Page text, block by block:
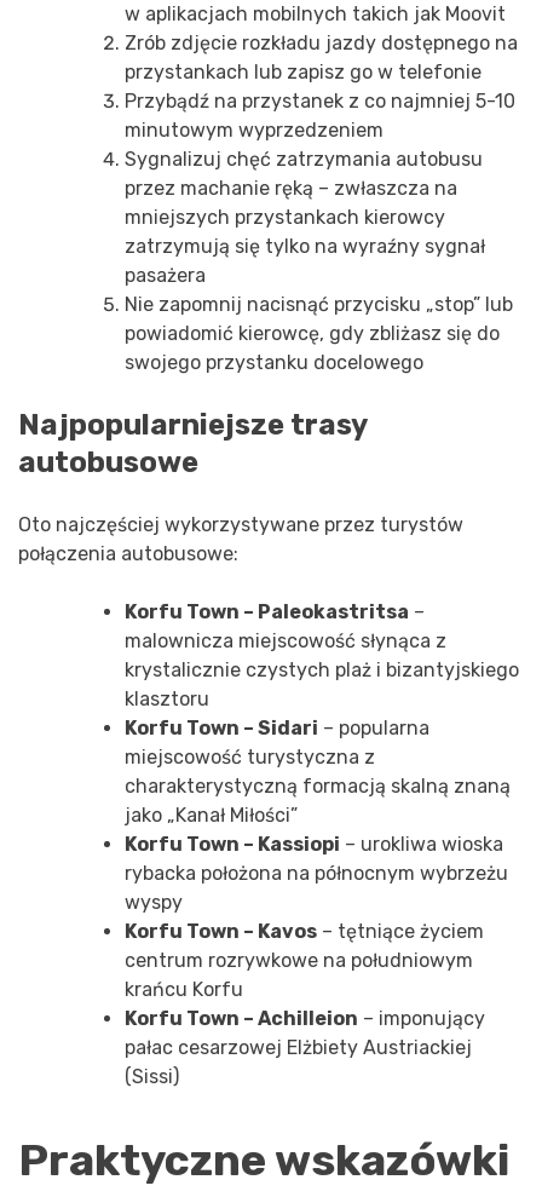
w aplikacjach mobilnych takich jak Moovit
Zrób zdjęcie rozkładu jazdy dostępnego na
przystankach lub zapisz go w telefonie
Przybądź na przystanek z co najmniej 5-10
minutowym wyprzedzeniem
Sygnalizuj chęć zatrzymania autobusu
przez machanie ręką – zwłaszcza na
mniejszych przystankach kierowcy
zatrzymują się tylko na wyraźny sygnał
pasażera
Nie zapomnij nacisnąć przycisku „stop” lub
powiadomić kierowcę, gdy zbliżasz się do
swojego przystanku docelowego
Najpopularniejsze trasy
autobusowe
Oto najczęściej wykorzystywane przez turystów
połączenia autobusowe:
Korfu Town – Paleokastritsa –
malownicza miejscowość słynąca z
krystalicznie czystych plaż i bizantyjskiego
klasztoru
Korfu Town – Sidari – popularna
miejscowość turystyczna z
charakterystyczną formacją skalną znaną
jako „Kanał Miłości”
Korfu Town – Kassiopi – urokliwa wioska
rybacka położona na północnym wybrzeżu
wyspy
Korfu Town – Kavos – tętniące życiem
centrum rozrywkowe na południowym
krańcu Korfu
Korfu Town – Achilleion – imponujący
pałac cesarzowej Elżbiety Austriackiej
(Sissi)
Praktyczne wskazówki